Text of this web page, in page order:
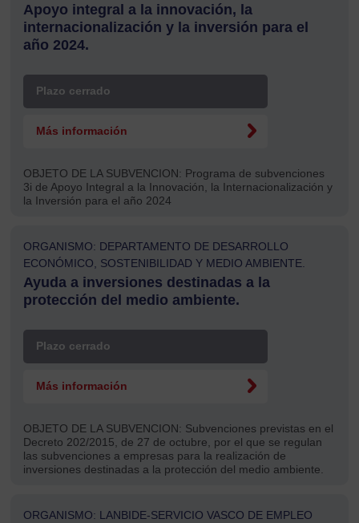
Apoyo integral a la innovación, la
internacionalización y la inversión para el
año 2024.
Plazo cerrado
Más información
OBJETO DE LA SUBVENCION: Programa de subvenciones
3i de Apoyo Integral a la Innovación, la Internacionalización y
la Inversión para el año 2024
ORGANISMO: DEPARTAMENTO DE DESARROLLO
ECONÓMICO, SOSTENIBILIDAD Y MEDIO AMBIENTE.
Ayuda a inversiones destinadas a la
protección del medio ambiente.
Plazo cerrado
Más información
OBJETO DE LA SUBVENCION: Subvenciones previstas en el
Decreto 202/2015, de 27 de octubre, por el que se regulan
las subvenciones a empresas para la realización de
inversiones destinadas a la protección del medio ambiente.
ORGANISMO: LANBIDE-SERVICIO VASCO DE EMPLEO